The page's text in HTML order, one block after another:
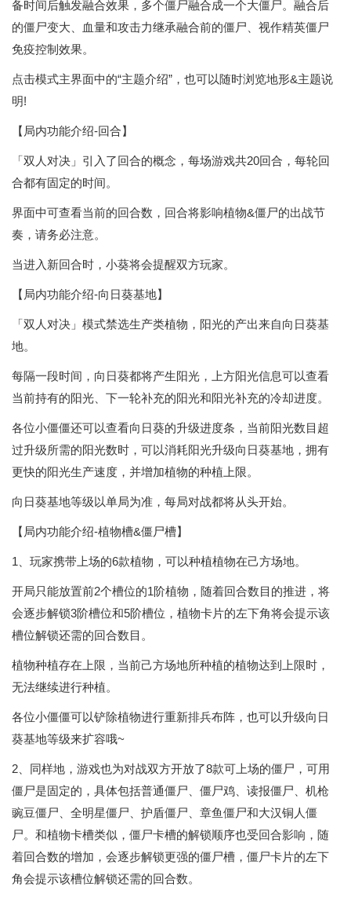
备时间后触发融合效果，多个僵尸融合成一个大僵尸。融合后
的僵尸变大、血量和攻击力继承融合前的僵尸、视作精英僵尸
免疫控制效果。
点击模式主界面中的“主题介绍”，也可以随时浏览地形&主题说
明!
【局内功能介绍-回合】
「双人对决」引入了回合的概念，每场游戏共20回合，每轮回
合都有固定的时间。
界面中可查看当前的回合数，回合将影响植物&僵尸的出战节
奏，请务必注意。
当进入新回合时，小葵将会提醒双方玩家。
【局内功能介绍-向日葵基地】
「双人对决」模式禁选生产类植物，阳光的产出来自向日葵基
地。
每隔一段时间，向日葵都将产生阳光，上方阳光信息可以查看
当前持有的阳光、下一轮补充的阳光和阳光补充的冷却进度。
各位小僵僵还可以查看向日葵的升级进度条，当前阳光数目超
过升级所需的阳光数时，可以消耗阳光升级向日葵基地，拥有
更快的阳光生产速度，并增加植物的种植上限。
向日葵基地等级以单局为准，每局对战都将从头开始。
【局内功能介绍-植物槽&僵尸槽】
1、玩家携带上场的6款植物，可以种植植物在己方场地。
开局只能放置前2个槽位的1阶植物，随着回合数目的推进，将
会逐步解锁3阶槽位和5阶槽位，植物卡片的左下角将会提示该
槽位解锁还需的回合数目。
植物种植存在上限，当前己方场地所种植的植物达到上限时，
无法继续进行种植。
各位小僵僵可以铲除植物进行重新排兵布阵，也可以升级向日
葵基地等级来扩容哦~
2、同样地，游戏也为对战双方开放了8款可上场的僵尸，可用
僵尸是固定的，具体包括普通僵尸、僵尸鸡、读报僵尸、机枪
豌豆僵尸、全明星僵尸、护盾僵尸、章鱼僵尸和大汉铜人僵
尸。和植物卡槽类似，僵尸卡槽的解锁顺序也受回合影响，随
着回合数的增加，会逐步解锁更强的僵尸槽，僵尸卡片的左下
角会提示该槽位解锁还需的回合数。